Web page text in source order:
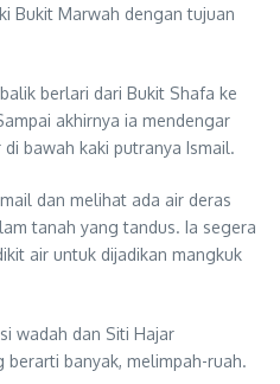
Bukit Marwah dengan tujuan
berlari dari Bukit Shafa ke
akhirnya ia mendengar
bawah kaki putranya Ismail.
dan melihat ada air deras
tanah yang tandus. Ia segera
air untuk dijadikan mangkuk
wadah dan Siti Hajar
berarti banyak, melimpah-ruah.